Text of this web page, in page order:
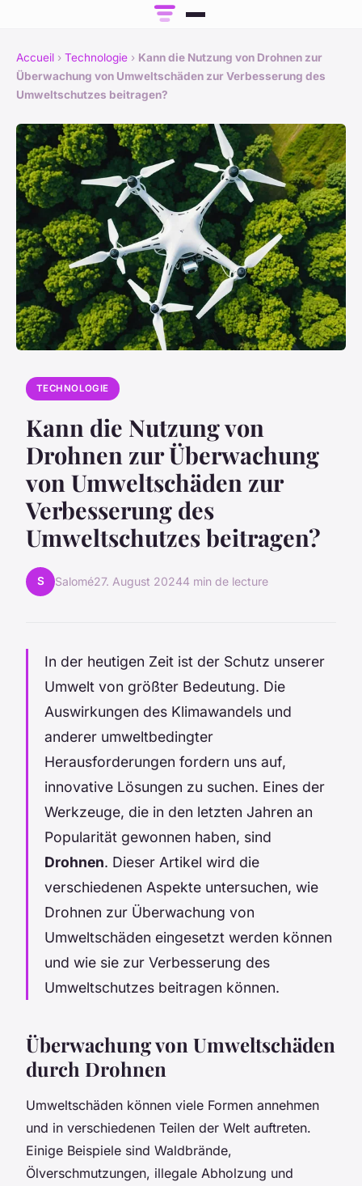
Accueil › Technologie › Kann die Nutzung von Drohnen zur
Überwachung von Umweltschäden zur Verbesserung des
Umweltschutzes beitragen?
TECHNOLOGIE
Kann die Nutzung von
Drohnen zur Überwachung
von Umweltschäden zur
Verbesserung des
Umweltschutzes beitragen?
S Salomé27. August 20244 min de lecture
In der heutigen Zeit ist der Schutz unserer
Umwelt von größter Bedeutung. Die
Auswirkungen des Klimawandels und
anderer umweltbedingter
Herausforderungen fordern uns auf,
innovative Lösungen zu suchen. Eines der
Werkzeuge, die in den letzten Jahren an
Popularität gewonnen haben, sind
Drohnen. Dieser Artikel wird die
verschiedenen Aspekte untersuchen, wie
Drohnen zur Überwachung von
Umweltschäden eingesetzt werden können
und wie sie zur Verbesserung des
Umweltschutzes beitragen können.
Überwachung von Umweltschäden
durch Drohnen
Umweltschäden können viele Formen annehmen
und in verschiedenen Teilen der Welt auftreten.
Einige Beispiele sind Waldbrände,
Ölverschmutzungen, illegale Abholzung und